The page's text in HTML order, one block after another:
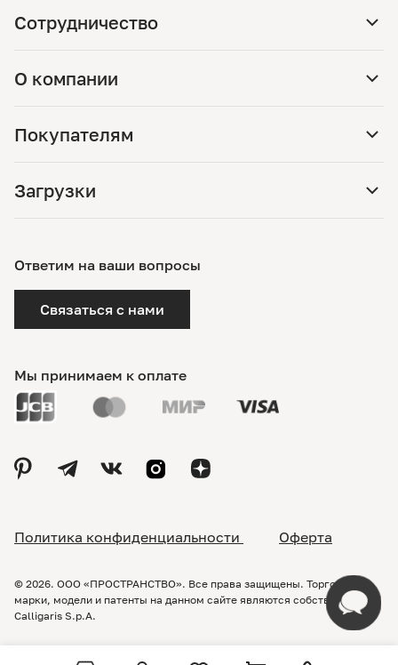
Сотрудничество
О компании
Покупателям
Загрузки
Мы принимаем к оплате
Ответим на ваши вопросы
Связаться с нами
© 2026. ООО «ПРОСТРАНСТВО». Все права защищены. Торговые
марки, модели и патенты на данном сайте являются собственностью
Calligaris S.p.A.
Политика конфиденциальности Оферта